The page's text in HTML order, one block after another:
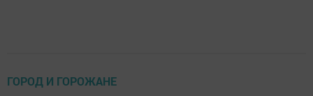
ГОРОД И ГОРОЖАНЕ